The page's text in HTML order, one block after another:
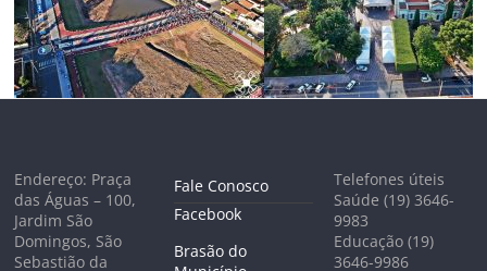
Endereço: Praça
das Águas – 100,
Jardim São
Domingos, São
Sebastião da
Fale Conosco
Facebook
Brasão do
Telefones úteis
Saúde (19) 3646-
9983
Educação (19)
3646-9986